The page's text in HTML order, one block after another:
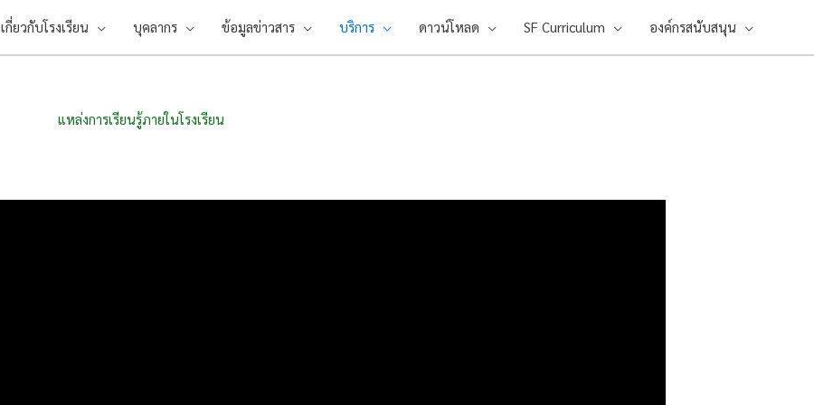
เกี่ยวกับโรงเรียน บุคลากร ข้อมูลข่าวสาร บริการ ดาวน์โหลด SF Curriculum องค์กรสนับสนุน
แหล่งการเรียนรู้ภายในโรงเรียน